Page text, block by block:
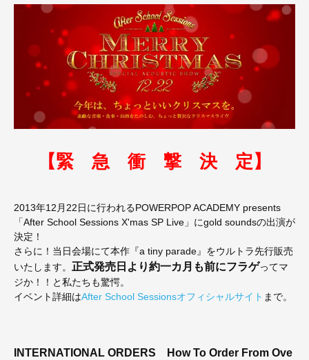
【緊 急 衝 撃 決 定】
2013年12月22日に行われるPOWERPOP ACADEMY presents
「After School Sessions X'mas SP Live」にgold soundsの出演が
決定！
さらに！当日会場にて本作『a tiny parade』をウルトラ先行販売
いたします。 正式発売日より約一カ月も前にフラゲってマ
ジか！！と私たちも驚愕。
イベント詳細はAfter School Sessionsオフィシャルサイト まで。
INTERNATIONAL ORDERS
How To Order From Ove